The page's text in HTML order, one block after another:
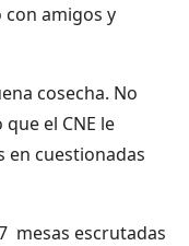
con amigos y
cosecha. No
el CNE le
en cuestionadas
mesas escrutadas